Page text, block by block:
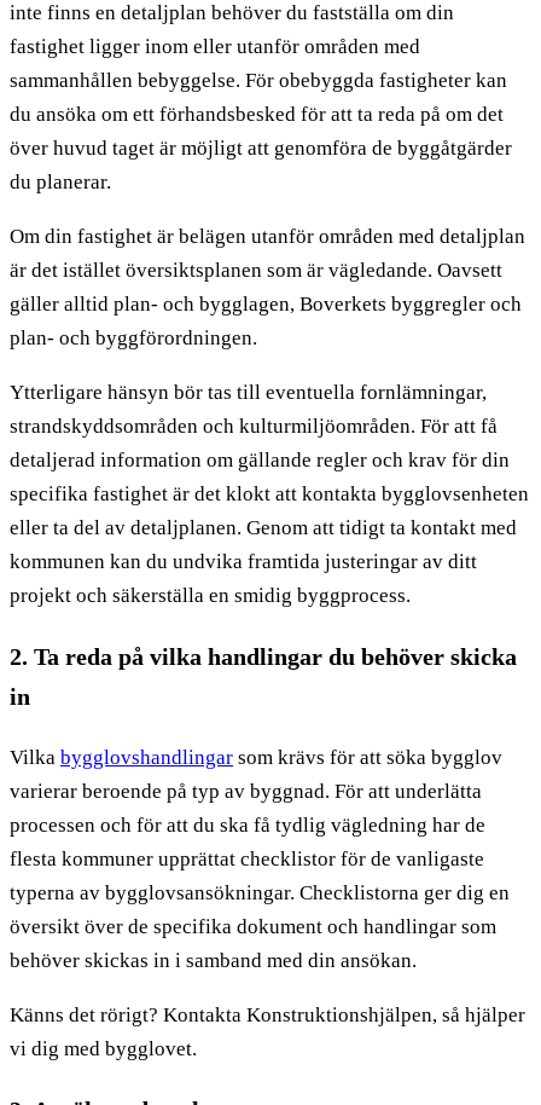
inte finns en detaljplan behöver du fastställa om din
fastighet ligger inom eller utanför områden med
sammanhållen bebyggelse. För obebyggda fastigheter kan
du ansöka om ett förhandsbesked för att ta reda på om det
över huvud taget är möjligt att genomföra de byggåtgärder
du planerar.
Om din fastighet är belägen utanför områden med detaljplan
är det istället översiktsplanen som är vägledande. Oavsett
gäller alltid plan- och bygglagen, Boverkets byggregler och
plan- och byggförordningen.
Ytterligare hänsyn bör tas till eventuella fornlämningar,
strandskyddsområden och kulturmiljöområden. För att få
detaljerad information om gällande regler och krav för din
specifika fastighet är det klokt att kontakta bygglovsenheten
eller ta del av detaljplanen. Genom att tidigt ta kontakt med
kommunen kan du undvika framtida justeringar av ditt
projekt och säkerställa en smidig byggprocess.
2. Ta reda på vilka handlingar du behöver skicka
in
Vilka bygglovshandlingar som krävs för att söka bygglov
varierar beroende på typ av byggnad. För att underlätta
processen och för att du ska få tydlig vägledning har de
flesta kommuner upprättat checklistor för de vanligaste
typerna av bygglovsansökningar. Checklistorna ger dig en
översikt över de specifika dokument och handlingar som
behöver skickas in i samband med din ansökan.
Känns det rörigt? Kontakta Konstruktionshjälpen, så hjälper
vi dig med bygglovet.